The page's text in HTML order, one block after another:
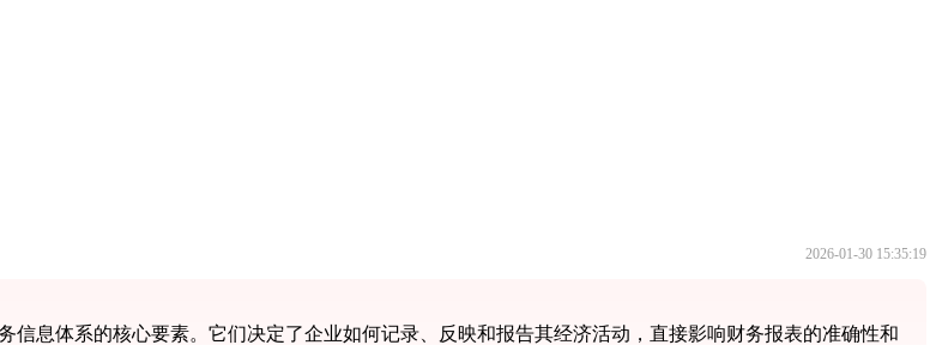
2026-01-30 15:35:19
信息体系的核心要素。它们决定了企业如何记录、反映和报告其经济活动，直接影响财务报表的准确性和